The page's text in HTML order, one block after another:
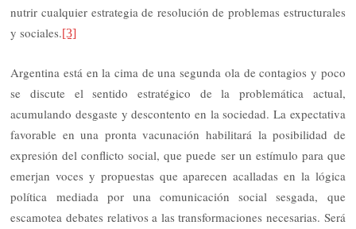
nutrir cualquier estrategia de resolución de problemas estructurales
y sociales.[3]
Argentina está en la cima de una segunda ola de contagios y poco
se discute el sentido estratégico de la problemática actual,
acumulando desgaste y descontento en la sociedad. La expectativa
favorable en una pronta vacunación habilitará la posibilidad de
expresión del conflicto social, que puede ser un estímulo para que
emerjan voces y propuestas que aparecen acalladas en la lógica
política mediada por una comunicación social sesgada, que
escamotea debates relativos a las transformaciones necesarias. Será